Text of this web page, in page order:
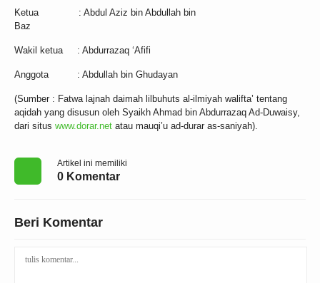
Ketua : Abdul Aziz bin Abdullah bin
Baz
Wakil ketua : Abdurrazaq ‘Afifi
Anggota : Abdullah bin Ghudayan
(Sumber : Fatwa lajnah daimah lilbuhuts al-ilmiyah walifta’ tentang
aqidah yang disusun oleh Syaikh Ahmad bin Abdurrazaq Ad-Duwaisy,
dari situs www.dorar.net atau mauqi’u ad-durar as-saniyah).
Artikel ini memiliki
0 Komentar
Beri Komentar